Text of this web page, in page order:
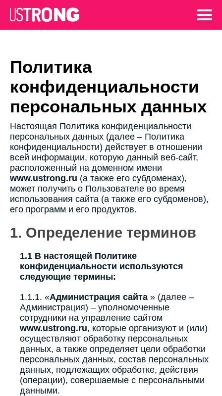
Политика
конфиденциальности
персональных данных
Настоящая Политика конфиденциальности
персональных данных (далее – Политика
конфиденциальности) действует в отношении
всей информации, которую данный веб-сайт,
расположенный на доменном имени
www.ustrong.ru (а также его субдоменах),
может получить о Пользователе во время
использования сайта (а также его субдоменов),
его программ и его продуктов.
1. Определение терминов
1.1 В настоящей Политике
конфиденциальности используются
следующие термины:
1.1.1. «Администрация сайта » (далее –
Администрация) – уполномоченные
сотрудники на управление сайтом
www.ustrong.ru, которые организуют и (или)
осуществляют обработку персональных
данных, а также определяет цели обработки
персональных данных, состав персональных
данных, подлежащих обработке, действия
(операции), совершаемые с персональными
данными.